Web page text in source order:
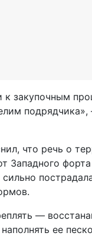
закупочным
что речь о
Западного
—
ее